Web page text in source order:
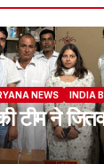
NEWS INDIA
टीम ने